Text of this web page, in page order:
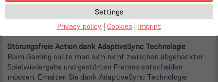
für die ultimative Anzeigeleistung. Der Energiesparmodus
ermöglicht einen deutlich reduzierten Energieverbrauch. Und
das alles in Echtzeit einfach per Knopfdruck!
Störungsfreie Action dank AdaptiveSync Technologie
Beim Gaming sollte man sich nicht zwischen abgehackter
Spielwiedergabe und gestörten Frames entscheiden
müssen. Erhalten Sie dank AdaptiveSync Technologie
Settings
Privacy policy | Cookies | Imprint